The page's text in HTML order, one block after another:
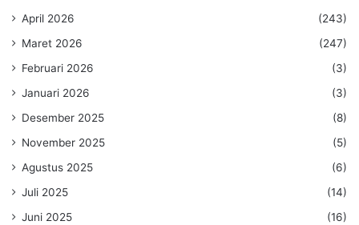
April 2026
(243)
Maret 2026
(247)
Februari 2026
(3)
Januari 2026
(3)
Desember 2025
(8)
November 2025
(5)
Agustus 2025
(6)
Juli 2025
(14)
Juni 2025
(16)